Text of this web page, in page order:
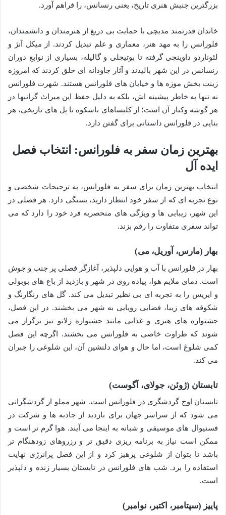
بزرگترین جنبش هنری تاریخ، یعنی رنسانس، را فراهم آورد.
خاندان قدرتمند مدیچی با حمایت بی دریغ از هنرمندان و دانشمندان،
فلورانس را به مهد هنر، معماری و علم تبدیل کردند. از میکل آنژ و
لئوناردو داوینچی گرفته تا بوتیچلی و گالیله، بسیاری از نوابغ دوران
رنسانس در این شهر بالیدند و آثار جاودانه ای خلق کردند که امروزه
زینت بخش موزه ها و خیابان های فلورانس هستند. شهرت فلورانس
نه تنها به خاطر پیشینه اش، بلکه به دلیل حفظ این میراث گرانبها در
هر گوشه وکنار آن است؛ از کلیساهای باشکوه تا پل های تاریخی، هر
بنایی در فلورانس داستانی برای گفتن دارد.
بهترین زمان سفر به فلورانس: انتخاب فصل
ایده آل
انتخاب بهترین زمان برای سفر به فلورانس، به ترجیحات شخصی و
نوع تجربه ای که از سفر خود انتظار دارید، بستگی دارد. هر فصلی در
این شهر، زیبایی ها و ویژگی های منحصربه فرد خود را دارد که می
تواند سفری متفاوت را رقم بزند.
بهار (مارس، آوریل، می)
بهار در فلورانس با آب و هوایی دلپذیر، آغازگر فصلی پر جنب و جوش
است. دمای ملایم هوا، پیاده روی در شهر و بازدید از باغ های بوبولی
و ایریس را به تجربه ای بی نظیر تبدیل می کند. گل های رنگارنگ و
شکوفه های زیبا، فضایی رویایی به شهر می بخشند. در این فصل،
جشنواره های هنری و غذایی مانند جشنواره ژلاتو نیز برگزار می
شوند که طراوت خاصی به فلورانس می بخشند. اگرچه این فصل
کمی شلوغ است، اما حال و هوای دلنشین آن، این شلوغی را جبران
می کند.
تابستان (ژوئن، جولای، آگوست)
تابستان اوج گردشگری در فلورانس است. شهر مملو از گردشگرانی
می شود که از سراسر جهان برای بازدید از جاذبه ها و شرکت در
فستیوال های موسیقی و شبانه به اینجا می آیند. هوا گرم تر است و
ممکن است نیاز به برنامه ریزی دقیق تر و رزروهای زودهنگام تر
باشد تا بتوان از شلوغی پرهیز کرد و از این فصل پرانرژی نهایت
استفاده را برد. شب های فلورانس در تابستان بسیار زنده و دلپذیر
است.
پاییز (سپتامبر، اکتبر، نوامبر)